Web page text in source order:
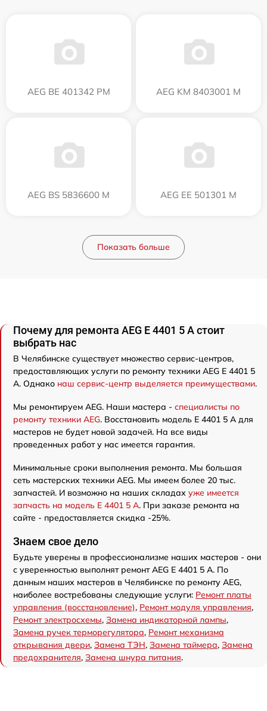
AEG BE 401342 PM AEG KM 8403001 M
AEG BS 5836600 M AEG EE 501301 M
Показать больше
Почему для ремонта AEG E 4401 5 A стоит
выбрать нас
В Челябинске существует множество сервис-центров,
предоставляющих услуги по ремонту техники AEG E 4401 5
A. Однако наш сервис-центр выделяется преимуществами.
Мы ремонтируем AEG. Наши мастера - специалисты по
ремонту техники AEG. Восстановить модель E 4401 5 A для
мастеров не будет новой задачей. На все виды
проведенных работ у нас имеется гарантия.
Минимальные сроки выполнения ремонта. Мы большая
сеть мастерских техники AEG. Мы имеем более 20 тыс.
запчастей. И возможно на наших складах уже имеется
запчасть на модель E 4401 5 A. При заказе ремонта на
сайте - предоставляется скидка -25%.
Знаем свое дело
Будьте уверены в профессионализме наших мастеров - они
с уверенностью выполнят ремонт AEG E 4401 5 A. По
данным наших мастеров в Челябинске по ремонту AEG,
наиболее востребованы следующие услуги: Ремонт платы
управления (восстановление), Ремонт модуля управления,
Ремонт электросхемы, Замена индикаторной лампы,
Замена ручек терморегулятора, Ремонт механизма
открывания двери, Замена ТЭН, Замена таймера, Замена
предохранителя, Замена шнура питания.